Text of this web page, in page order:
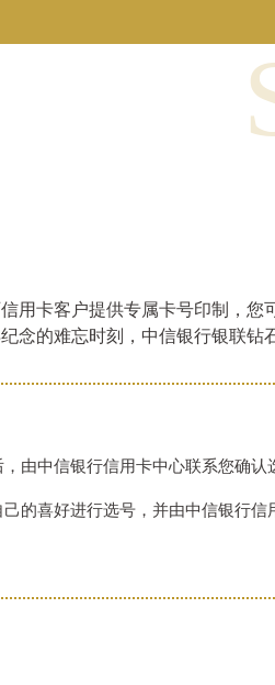
用卡客户提供专属卡号印制，
念的难忘时刻，中信银行银联钻
由中信银行信用卡中心联系您确认
的喜好进行选号，并由中信银行信